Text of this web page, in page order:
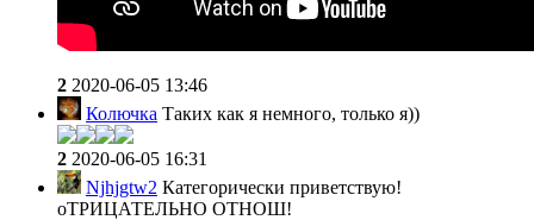
2 2020-06-05 13:46
Колючка Таких как я немного, только я))
2 2020-06-05 16:31
Njhjgtw2 Категорически приветствую!
оТРИЦАТЕЛЬНО ОТНОШ!